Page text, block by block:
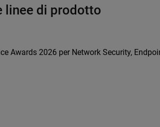
linee di prodotto
Awards 2026 per Network Security,